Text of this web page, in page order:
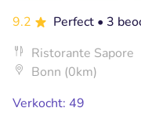
9.2
Perfect • 3
Ristorante Sapore
Bonn (0km)
Verkocht: 49